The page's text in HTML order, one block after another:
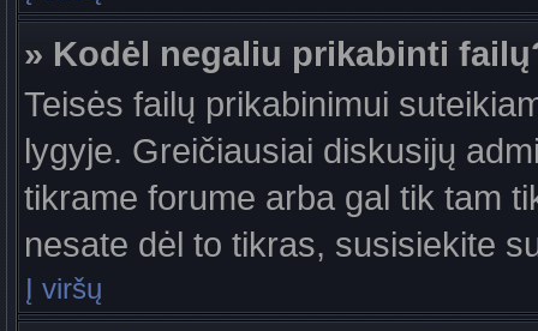
» Kodėl negaliu prikabinti
Teisės failų prikabinimui
lygyje. Greičiausiai diskusijų
tikrame forume arba gal tik tam
nesate dėl to tikras, susisiekite
Į viršų